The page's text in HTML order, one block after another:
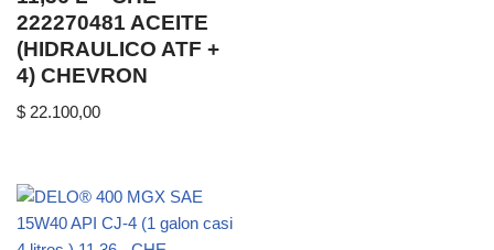
222270481 ACEITE
(HIDRAULICO ATF +
4) CHEVRON
$ 22.100,00